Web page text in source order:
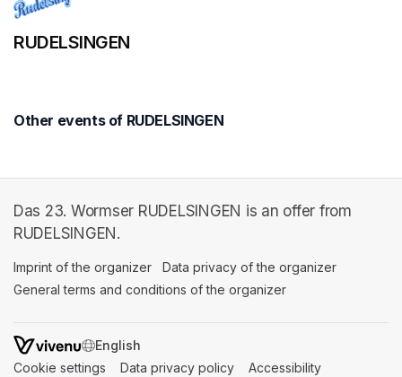
RUDELSINGEN
Other events of RUDELSINGEN
Das 23. Wormser RUDELSINGEN is an offer from
RUDELSINGEN.
Imprint of the organizer (opens in a new tab)
Data privacy of the organizer
General terms and conditions of the organizer
SWITCH LANGUAGE
Cookie settings (opens in a new tab)
Data privacy policy (opens in a new tab)
Accessibility